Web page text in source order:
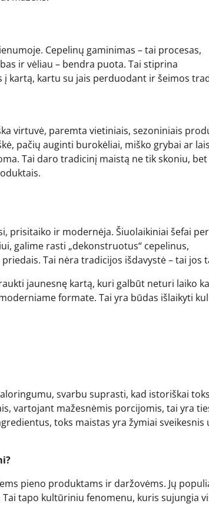
Cepelinų gaminimas – tai procesas,
ir vėliau – bendra puota. Tai stiprina
kartą, kartu su jais perduodant ir šeimos
virtuvė, paremta vietiniais, sezoniniais
pačių auginti burokėliai, miško grybai ar
Tai daro tradicinį maistą ne tik skoniu,
prisitaiko ir modernėja. Šiuolaikiniai šefai
galime rasti „dekonstruotus“ cepelinus,
Tai nėra tradicijos išdavystė – tai jos
jaunesnę kartą, kuri galbūt neturi laiko
formate. Tai yra būdas išlaikyti
svarbu suprasti, kad istoriškai toks
vartojant mažesnėmis porcijomis, tai yra
toks maistas yra žymiai sveikesnis
pieno produktams ir daržovėms. Jų
tapo kultūriniu fenomenu, kuris sujungia